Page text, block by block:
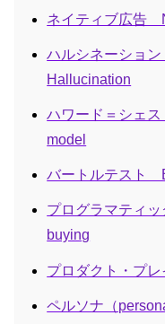
ネイティブ広告
ハルシネーショ
Hallucination
ハワード＝シェ
model
バートルテスト
プログラマティ
buying
プロダクト・プ
ペルソナ（